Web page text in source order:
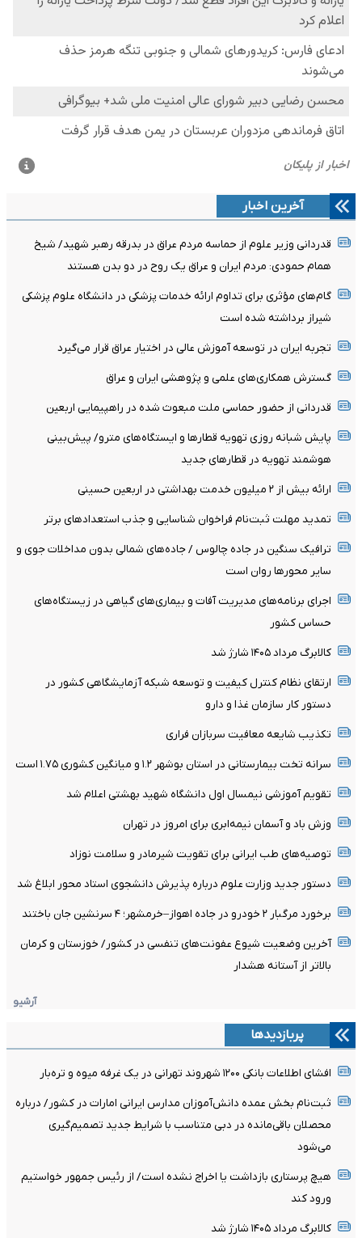
آخرین اخبار
قدردانی وزیر علوم از حماسه مردم عراق در بدرقه رهبر شهید/ شیخ
همام حمودی: مردم ایران و عراق یک روح در دو بدن هستند
گام‌های مؤثری برای تداوم ارائه خدمات پزشکی در دانشگاه علوم پزشکی
شیراز برداشته شده است
تجربه ایران در توسعه آموزش عالی در اختیار عراق قرار می‌گیرد
گسترش همکاری‌های علمی و پژوهشی ایران و عراق
قدردانی از حضور حماسی ملت مبعوث شده در راهپیمایی اربعین
پایش شبانه روزی تهویه قطارها و ایستگاه‌های مترو/ پیش‌بینی
هوشمند تهویه در قطارهای جدید
ارائه بیش از ۲ میلیون خدمت بهداشتی در اربعین حسینی
تمدید مهلت ثبت‌نام فراخوان شناسایی و جذب استعدادهای برتر
ترافیک سنگین در جاده چالوس / جاده‌های شمالی بدون مداخلات جوی و
سایر محورها روان است
اجرای برنامه‌های مدیریت آفات و بیماری‌های گیاهی در زیستگاه‌های
حساس کشور
کالابرگ مرداد ۱۴۰۵ شارژ شد
ارتقای نظام کنترل کیفیت و توسعه شبکه آزمایشگاهی کشور در
دستور کار سازمان غذا و دارو
تکذیب شایعه معافیت سربازان فراری
سرانه تخت بیمارستانی در استان بوشهر ۱.۲ و میانگین کشوری ۱.۷۵ است
تقویم آموزشی نیمسال اول دانشگاه شهید بهشتی اعلام شد
وزش باد و آسمان نیمه‌ابری برای امروز در تهران
توصیه‌های طب ایرانی برای تقویت شیرمادر و سلامت نوزاد
دستور جدید وزارت علوم درباره پذیرش دانشجوی استاد محور ابلاغ شد
برخورد مرگبار ۲ خودرو در جاده اهواز–خرمشهر؛ ۴ سرنشین جان باختند
آخرین وضعیت شیوع عفونت‌های تنفسی در کشور/ خوزستان و کرمان
بالاتر از آستانه هشدار
آرشیو
پربازدیدها
افشای اطلاعات بانکی ۱۲۰۰ شهروند تهرانی در یک غرفه میوه و تره‌بار
ثبت‌نام بخش عمده دانش‌آموزان مدارس ایرانی امارات در کشور/ درباره
محصلان باقی‌مانده در دبی متناسب با شرایط جدید تصمیم‌گیری
می‌شود
هیچ پرستاری بازداشت یا اخراج نشده است/ از رئیس جمهور خواستیم
ورود کند
کالابرگ مرداد ۱۴۰۵ شارژ شد